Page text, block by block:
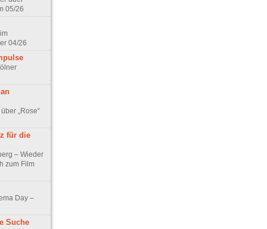
05/26
04/26
„Rose“
für die
– Wieder
zum Film
Day –
Suche